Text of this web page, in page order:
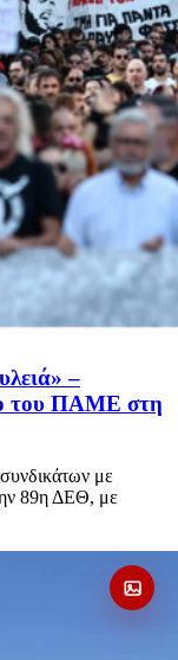
–
του ΠΑΜΕ στη
συνδικάτων με
89η ΔΕΘ, με